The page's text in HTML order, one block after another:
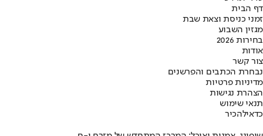
דף הבית
זמני כניסת וצאת שבת
מגזין השבוע
בחירות 2026
אודות
צור קשר
נבחרת הכתבים והפרשנים
מדיניות פרטיות
הצהרת נגישות
תנאי שימוש
כדאילהכיר